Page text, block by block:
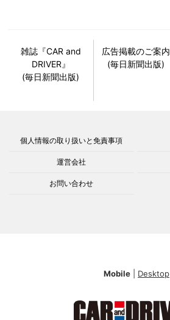
雑誌『CAR and
DRIVER』
(毎日新聞出版)
広告掲載のご案内
(毎日新聞出版)
個人情報の取り扱いと免責事項
運営会社
お問い合わせ
Mobile Desktop